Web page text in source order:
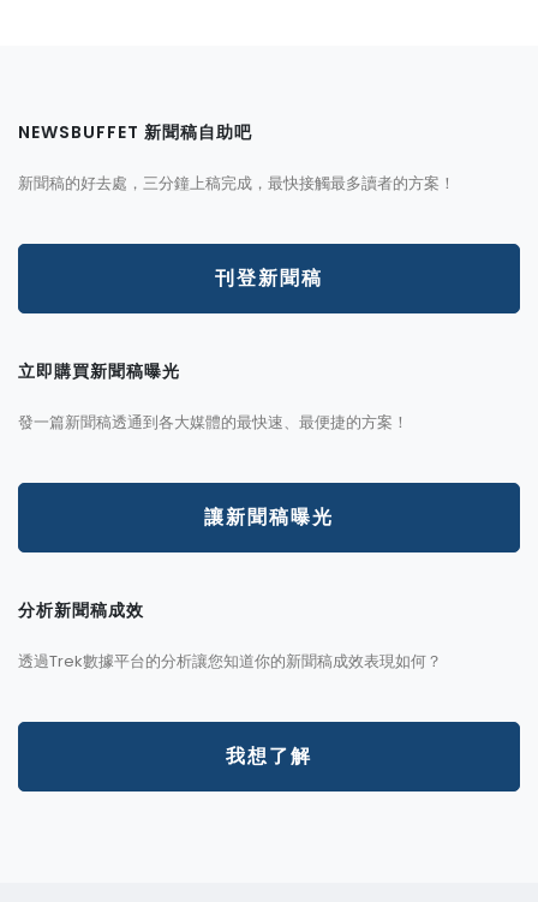
NEWSBUFFET 新聞稿自助吧
新聞稿的好去處，三分鐘上稿完成，最快接觸最多讀者的方案！
刊登新聞稿
立即購買新聞稿曝光
發一篇新聞稿透通到各大媒體的最快速、最便捷的方案！
讓新聞稿曝光
分析新聞稿成效
透過Trek數據平台的分析讓您知道你的新聞稿成效表現如何？
我想了解